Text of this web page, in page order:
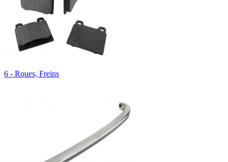
6 - Roues, Freins